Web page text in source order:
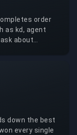
order
as kd, agent
about
down the best
every single